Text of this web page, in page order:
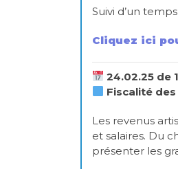
Suivi d’un
Cliquez ici
24.02.25 de
Fiscalité des
Les revenus
et salaires. Du
présenter les